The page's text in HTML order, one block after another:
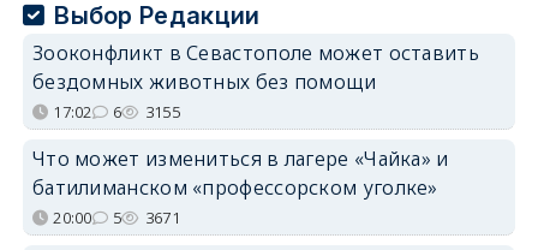
Выбор Редакции
Зооконфликт в Севастополе может оставить
бездомных животных без помощи
17:02 6 3155
Что может измениться в лагере «Чайка» и
батилиманском «профессорском уголке»
20:00 5 3671